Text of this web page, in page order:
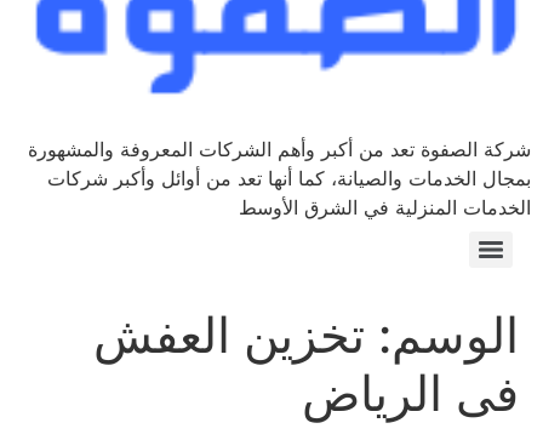
شركة الصفوة تعد من أكبر وأهم الشركات المعروفة والمشهورة
بمجال الخدمات والصيانة، كما أنها تعد من أوائل وأكبر شركات
الخدمات المنزلية في الشرق الأوسط
الوسم: تخزين العفش
فى الرياض